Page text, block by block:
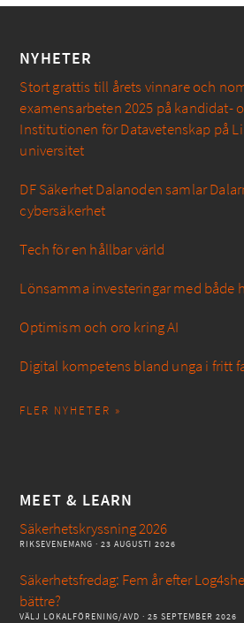
NYHETER
Stort grattis till årets vinnare och
examensarbeten 2025 på kandidat-
Institutionen för Datavetenskap på
universitet
DF Säkerhet Dalanoden samlar
cybersäkerhet
Tech för en hållbar värld
Lönsamma investeringar med både
Optimism och oro kring AI
Digital kompetens bland unga i fritt
FLER NYHETER »
MEET & LEARN
Säkerhetskryssning 2026
RIKSEVENEMANG · 23 AUGUSTI 2026
Säkerhetsfredag: Fem år efter
bättre?
VÄLJ LOKALFÖRENING/AVD · 25 SEPTEMBER 2026